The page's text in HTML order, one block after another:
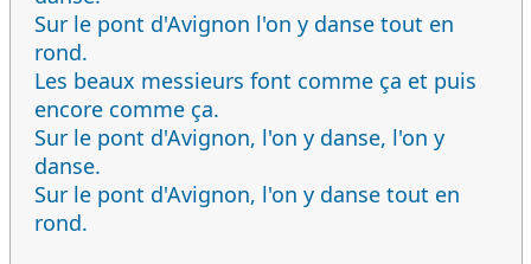
Sur le pont d'Avignon l'on y danse tout en
rond.
Les beaux messieurs font comme ça et puis
encore comme ça.
Sur le pont d'Avignon, l'on y danse, l'on y
danse.
Sur le pont d'Avignon, l'on y danse tout en
rond.